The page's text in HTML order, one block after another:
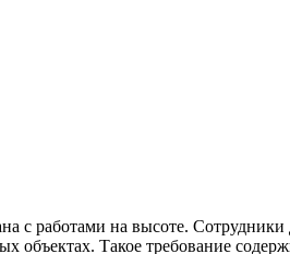
с работами на высоте.
объектах. Такое требование